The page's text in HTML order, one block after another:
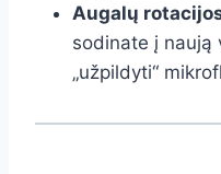
Augalų
sodinate į naują
„užpildyti“